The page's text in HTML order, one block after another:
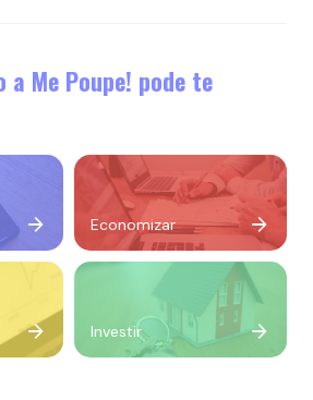
a Me Poupe! pode te
Economizar
Investir